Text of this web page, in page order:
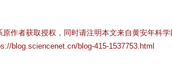
作者获取授权，同时请注明本文来自黄安年科学
blog.sciencenet.cn/blog-415-1537753.html